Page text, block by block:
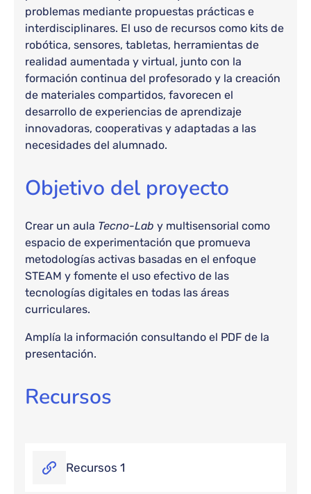
problemas mediante propuestas prácticas e
interdisciplinares. El uso de recursos como kits de
robótica, sensores, tabletas, herramientas de
realidad aumentada y virtual, junto con la
formación continua del profesorado y la creación
de materiales compartidos, favorecen el
desarrollo de experiencias de aprendizaje
innovadoras, cooperativas y adaptadas a las
necesidades del alumnado.
Objetivo del proyecto
Crear un aula Tecno-Lab y multisensorial como
espacio de experimentación que promueva
metodologías activas basadas en el enfoque
STEAM y fomente el uso efectivo de las
tecnologías digitales en todas las áreas
curriculares.
Amplía la información consultando el PDF de la
presentación.
Recursos
Recursos 1